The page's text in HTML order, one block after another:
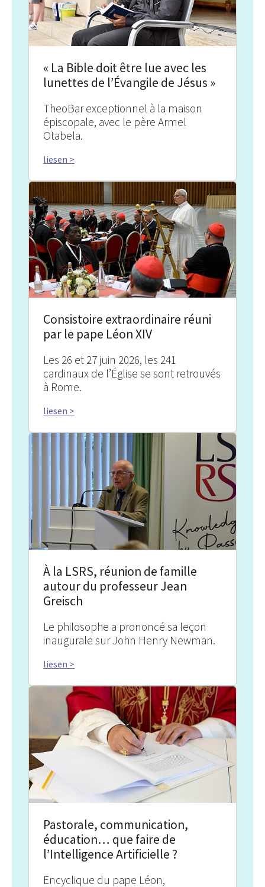
« La Bible doit être lue avec les
lunettes de l’Évangile de Jésus »
TheoBar exceptionnel à la maison
épiscopale, avec le père Armel
Otabela.
liesen >
Consistoire extraordinaire réuni
par le pape Léon XIV
Les 26 et 27 juin 2026, les 241
cardinaux de l’Église se sont retrouvés
à Rome.
liesen >
À la LSRS, réunion de famille
autour du professeur Jean
Greisch
Le philosophe a prononcé sa leçon
inaugurale sur John Henry Newman.
liesen >
Pastorale, communication,
éducation… que faire de
l’Intelligence Artificielle ?
Encyclique du pape Léon,